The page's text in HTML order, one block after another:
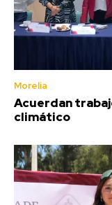
Morelia
Acuerdan
climático